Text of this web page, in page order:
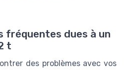
fréquentes dues à un
t
des problèmes avec vos